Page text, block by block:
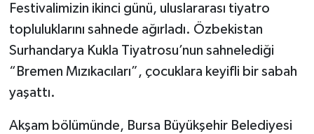
Festivalimizin ikinci günü, uluslararası tiyatro
topluluklarını sahnede ağırladı. Özbekistan
Surhandarya Kukla Tiyatrosu’nun sahnelediği
“Bremen Mızıkacıları”, çocuklara keyifli bir sabah
yaşattı.
Akşam bölümünde, Bursa Büyükşehir Belediyesi